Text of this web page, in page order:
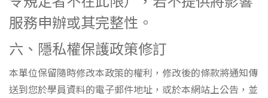
服務申辦或其完整性。
六、隱私權保護政策修訂
本單位保留隨時修改本政策的權利，修改後的條款將通知傳
送到您於學員資料的電子郵件地址，或於本網站上公告，並